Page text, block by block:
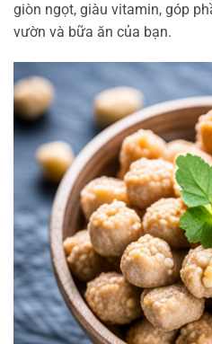
giòn ngọt, giàu vitamin, góp
vườn và bữa ăn của bạn.